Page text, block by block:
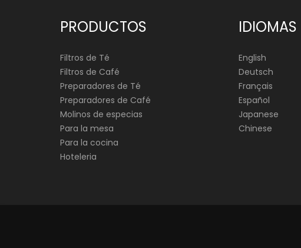
PRODUCTOS
Filtros de Té
Filtros de Café
Preparadores de Té
Preparadores de Café
Molinos de especias
Para la mesa
Para la cocina
Hoteleria
IDIOMAS
English
Deutsch
Français
Español
Japanese
Chinese